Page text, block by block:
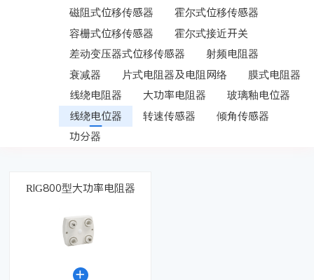
磁阻式位移传感器
霍尔式位移传感器
容栅式位移传感器
霍尔式接近开关
差动变压器式位移传感器
射频电阻器
衰减器
片式电阻器及电阻网络
膜式电阻器
线绕电阻器
大功率电阻器
玻璃釉电位器
线绕电位器
转速传感器
倾角传感器
功分器
RIG800型大功率电阻器
